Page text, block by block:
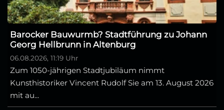
Barocker Bauwurmb? Stadtführung zu Johann
Georg Hellbrunn in Altenburg
06.08.2026, 11:19 Uhr
Zum 1050-jährigen Stadtjubiläum nimmt
Kunsthistoriker Vincent Rudolf Sie am 13. August 2026
mit au...